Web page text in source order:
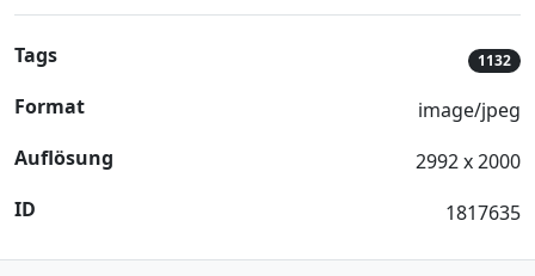
Tags 1132
Format
image/jpeg
Auflösung
2992 x 2000
ID
1817635